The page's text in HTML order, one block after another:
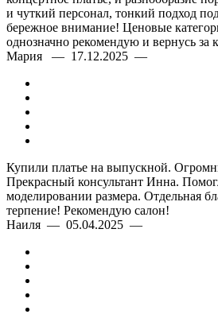
и чуткий персонал, тонкий подход
бережное внимание! Ценовые
однозначно рекомендую и вернусь за
Мария — 17.12.2025 —
Купили платье на выпускной.
Прекрасный консультант Инна.
моделировании размера. Отдельная
терпение! Рекомендую салон!
Наиля — 05.04.2025 —